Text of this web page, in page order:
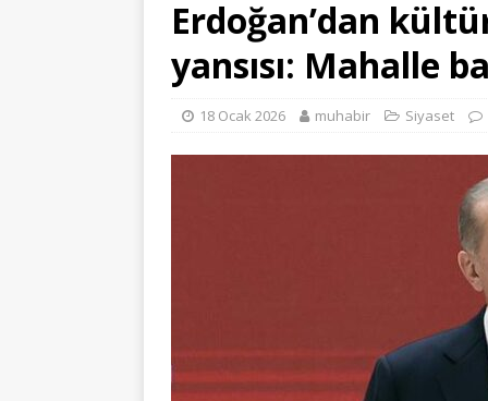
Erdoğan’dan
yansısı: Mahalle
18 Ocak 2026 muhabir Siyaset